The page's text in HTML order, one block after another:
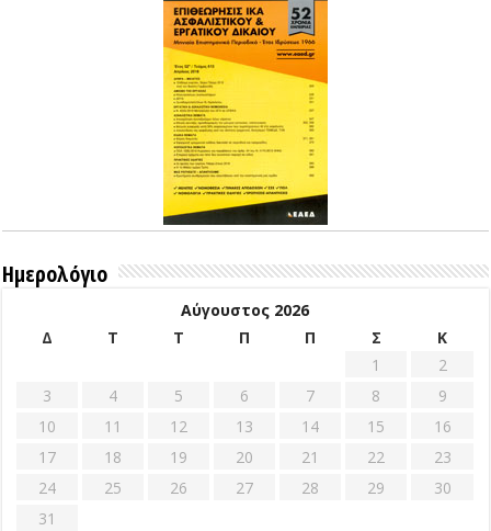
Ημερολόγιο
Αύγουστος 2026
Δ
Τ Τ Π Π Σ
Κ
1
2
3
4 5 6 7 8
9
10
11 12 13 14 15
16
17
18 19 20 21 22
23
24
25 26 27 28 29
30
31